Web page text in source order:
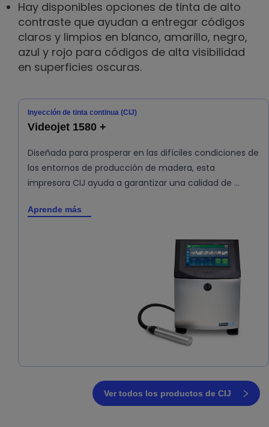
Hay disponibles opciones de tinta de alto
contraste que ayudan a entregar códigos
claros y limpios en blanco, amarillo, negro,
azul y rojo para códigos de alta visibilidad
en superficies oscuras.
Inyección de tinta continua (CIJ)
Videojet 1580 +
Diseñada para prosperar en las difíciles condiciones de
los entornos de producción de madera, esta
impresora CIJ ayuda a garantizar una calidad de …
Aprende más
Ver todos los productos de CIJ